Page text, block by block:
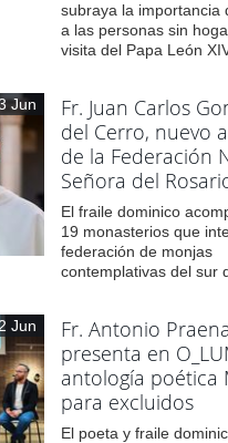
subraya la importancia
a las personas sin
visita del Papa León
Jun
Fr. Juan Carlos
del Cerro, nuevo
de la Federación
Señora del
El fraile dominico
19 monasterios que
federación de monjas
contemplativas del sur
2 Jun
Fr. Antonio Praena
presenta en
antología poética
para excluidos
El poeta y fraile